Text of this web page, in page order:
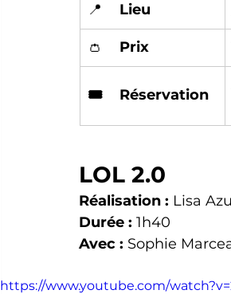
Lieu
Prix
🎟️	Réservation
LOL 2.0
Réalisation : Lisa
Durée : 1h40
Avec : Sophie
https://www.youtube.com/